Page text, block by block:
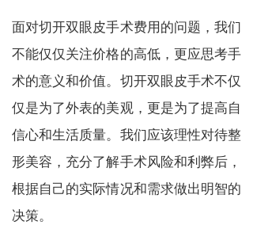
面对切开双眼皮手术费用的问题，我们
不能仅仅关注价格的高低，更应思考手
术的意义和价值。切开双眼皮手术不仅
仅是为了外表的美观，更是为了提高自
信心和生活质量。我们应该理性对待整
形美容，充分了解手术风险和利弊后，
根据自己的实际情况和需求做出明智的
决策。